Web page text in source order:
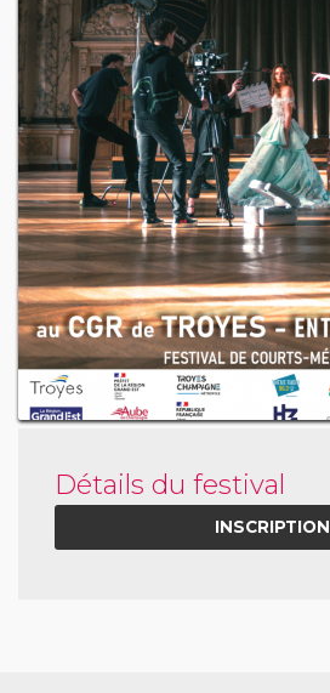
Détails du festival
INSCRIPTION